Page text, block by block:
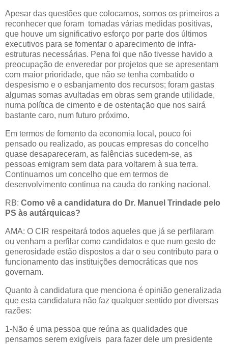
Apesar das questões que colocamos, somos os primeiros a
reconhecer que foram tomadas várias medidas positivas,
que houve um significativo esforço por parte dos últimos
executivos para se fomentar o aparecimento de infra-
estruturas necessárias. Pena foi que não tivesse havido a
preocupação de enveredar por projetos que se apresentam
com maior prioridade, que não se tenha combatido o
despesismo e o esbanjamento dos recursos; foram gastas
algumas somas avultadas em obras sem grande utilidade,
numa política de cimento e de ostentação que nos sairá
bastante caro, num futuro próximo.
Em termos de fomento da economia local, pouco foi
pensado ou realizado, as poucas empresas do concelho
quase desapareceram, as falências sucedem-se, as
pessoas emigram sem data para voltarem à sua terra.
Continuamos um concelho que em termos de
desenvolvimento continua na cauda do ranking nacional.
RB: Como vê a candidatura do Dr. Manuel Trindade pelo
PS às autárquicas?
AMA: O CIR respeitará todos aqueles que já se perfilaram
ou venham a perfilar como candidatos e que num gesto de
generosidade estão dispostos a dar o seu contributo para o
funcionamento das instituições democráticas que nos
governam.
Quanto à candidatura que menciona é opinião generalizada
que esta candidatura não faz qualquer sentido por diversas
razões:
1-Não é uma pessoa que reúna as qualidades que
pensamos serem exigíveis para fazer dele um presidente